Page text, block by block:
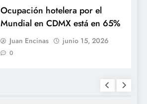
Ocupación hotelera por el
Mundial en CDMX está en 65%
Juan Encinas junio 15, 2026
0